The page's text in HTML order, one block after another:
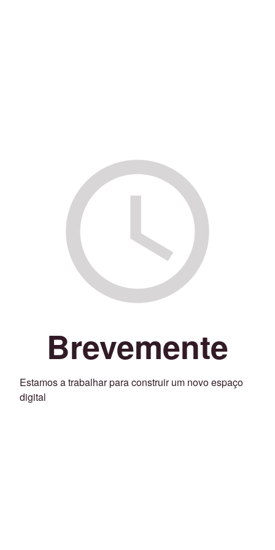
Brevemente
Estamos a trabalhar para construir um novo espaço
digital